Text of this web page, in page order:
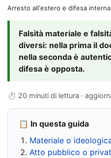
Arresto all'estero e difesa
Falsità materiale e
diversi: nella prima il
nella seconda è
difesa è opposta.
⏱ 20 minuti di lettura ·
📋 In questa guida
Materiale o
Atto pubblico o